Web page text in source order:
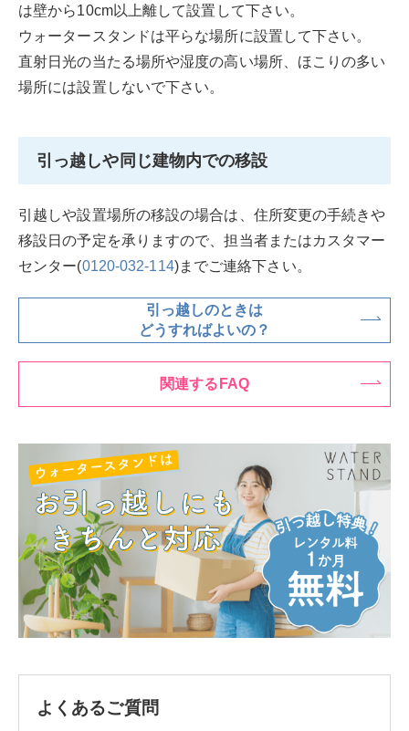
は壁から10cm以上離して設置して下さい。
ウォータースタンドは平らな場所に設置して下さい。
直射日光の当たる場所や湿度の高い場所、ほこりの多い
場所には設置しないで下さい。
引っ越しや同じ建物内での移設
引越しや設置場所の移設の場合は、住所変更の手続きや
移設日の予定を承りますので、担当者またはカスタマー
センター(0120-032-114)までご連絡下さい。
引っ越しのときは
どうすればよいの？
関連するFAQ
よくあるご質問